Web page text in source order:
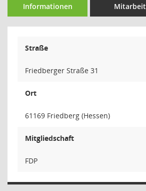
Informationen Mitarbeit
Straße
Friedberger Straße 31
Ort
61169 Friedberg (Hessen)
Mitgliedschaft
FDP